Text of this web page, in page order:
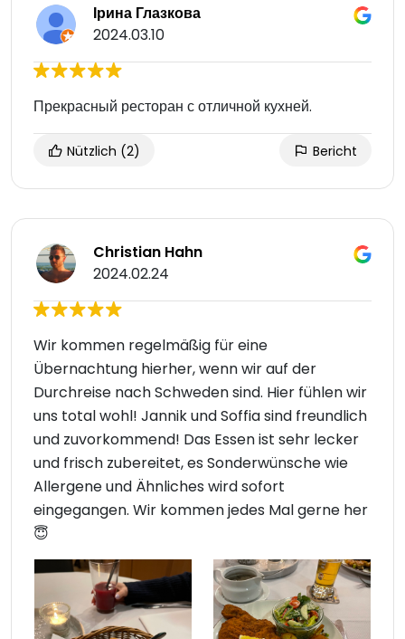
Ірина Глазкова
2024.03.10
Прекрасный ресторан с отличной кухней.
Nützlich (2) Bericht
Christian Hahn
2024.02.24
Wir kommen regelmäßig für eine
Übernachtung hierher, wenn wir auf der
Durchreise nach Schweden sind. Hier fühlen wir
uns total wohl! Jannik und Soffia sind freundlich
und zuvorkommend! Das Essen ist sehr lecker
und frisch zubereitet, es Sonderwünsche wie
Allergene und Ähnliches wird sofort
eingegangen. Wir kommen jedes Mal gerne her
😇